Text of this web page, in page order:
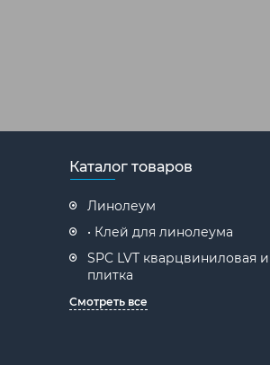
Каталог товаров
Линолеум
• Клей для линолеума
SPC LVT кварцвиниловая
плитка
Смотреть все